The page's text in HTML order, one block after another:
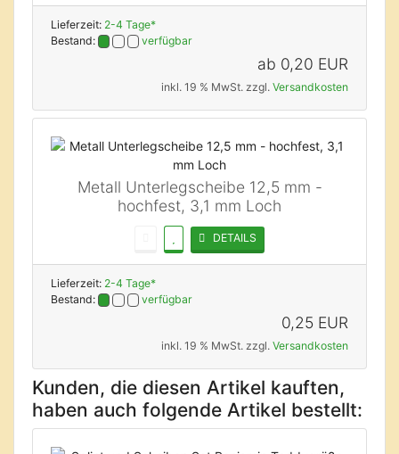
Lieferzeit: 2-4 Tage*
Bestand:
verfügbar
ab 0,20 EUR
inkl. 19 % MwSt. zzgl. Versandkosten
Metall Unterlegscheibe 12,5 mm -
hochfest, 3,1 mm Loch
DETAILS
Lieferzeit: 2-4 Tage*
Bestand:
verfügbar
0,25 EUR
inkl. 19 % MwSt. zzgl. Versandkosten
Kunden, die diesen Artikel kauften,
haben auch folgende Artikel bestellt: